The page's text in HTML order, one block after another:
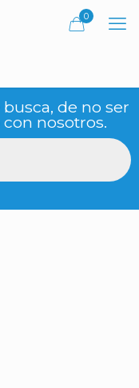
0
de no ser
nosotros.